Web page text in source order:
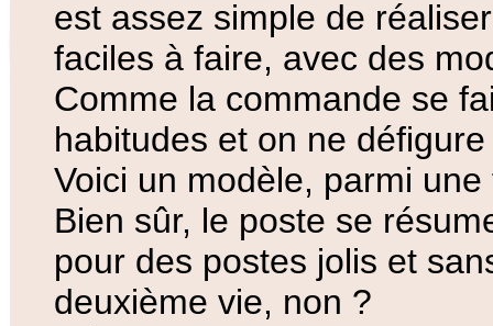
est assez simple de
faciles à faire, avec des
Comme la commande se
habitudes et on ne
Voici un modèle, parmi
Bien sûr, le poste se
pour des postes jolis et
deuxième vie, non ?